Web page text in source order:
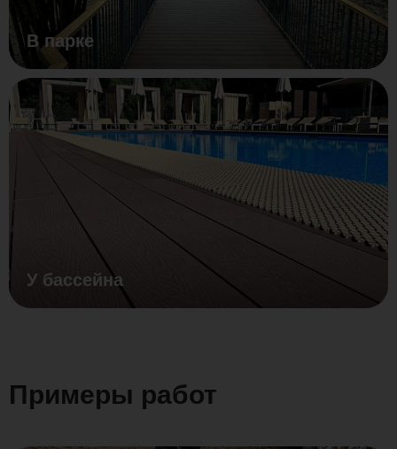
В парке
У бассейна
Примеры работ